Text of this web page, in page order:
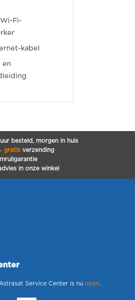
Wi-Fi-
kabel
en
besteld, morgen in huis
gratisverzending
in onze winkel
Service Center is nu open.